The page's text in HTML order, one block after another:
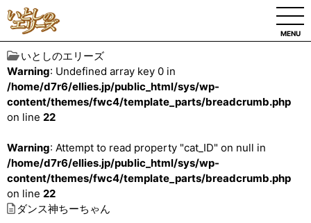
MENU
いとしのエリーズ
Warning: Undefined array key 0 in
/home/d7r6/ellies.jp/public_html/sys/wp-
content/themes/fwc4/template_parts/breadcrumb.php
on line 22
Warning: Attempt to read property "cat_ID" on null in
/home/d7r6/ellies.jp/public_html/sys/wp-
content/themes/fwc4/template_parts/breadcrumb.php
on line 22
ダンス神ちーちゃん